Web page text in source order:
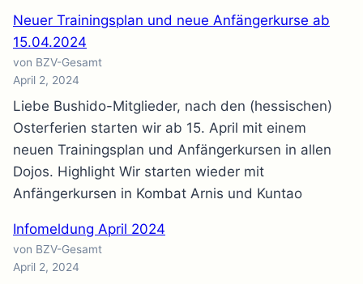
Neuer Trainingsplan und neue Anfängerkurse ab
15.04.2024
von BZV-Gesamt
April 2, 2024
Liebe Bushido-Mitglieder, nach den (hessischen)
Osterferien starten wir ab 15. April mit einem
neuen Trainingsplan und Anfängerkursen in allen
Dojos. Highlight Wir starten wieder mit
Anfängerkursen in Kombat Arnis und Kuntao
Infomeldung April 2024
von BZV-Gesamt
April 2, 2024